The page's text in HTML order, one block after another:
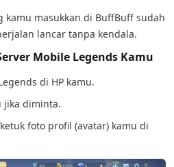
kamu masukkan di BuffBuff sudah
lancar tanpa kendala.
Mobile Legends Kamu
di HP kamu.
jika diminta.
foto profil (avatar) kamu di